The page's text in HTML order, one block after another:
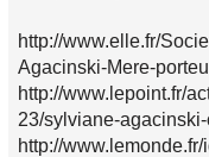
http://www.elle.fr/
Agacinski-Mere-
http://www.lepoint.fr/
23/sylviane-
http://